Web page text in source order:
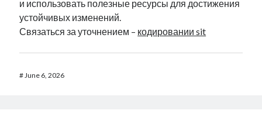
и использовать полезные ресурсы для достижения
устойчивых изменений.
Связаться за уточнением – кодировании sit
#June 6, 2026